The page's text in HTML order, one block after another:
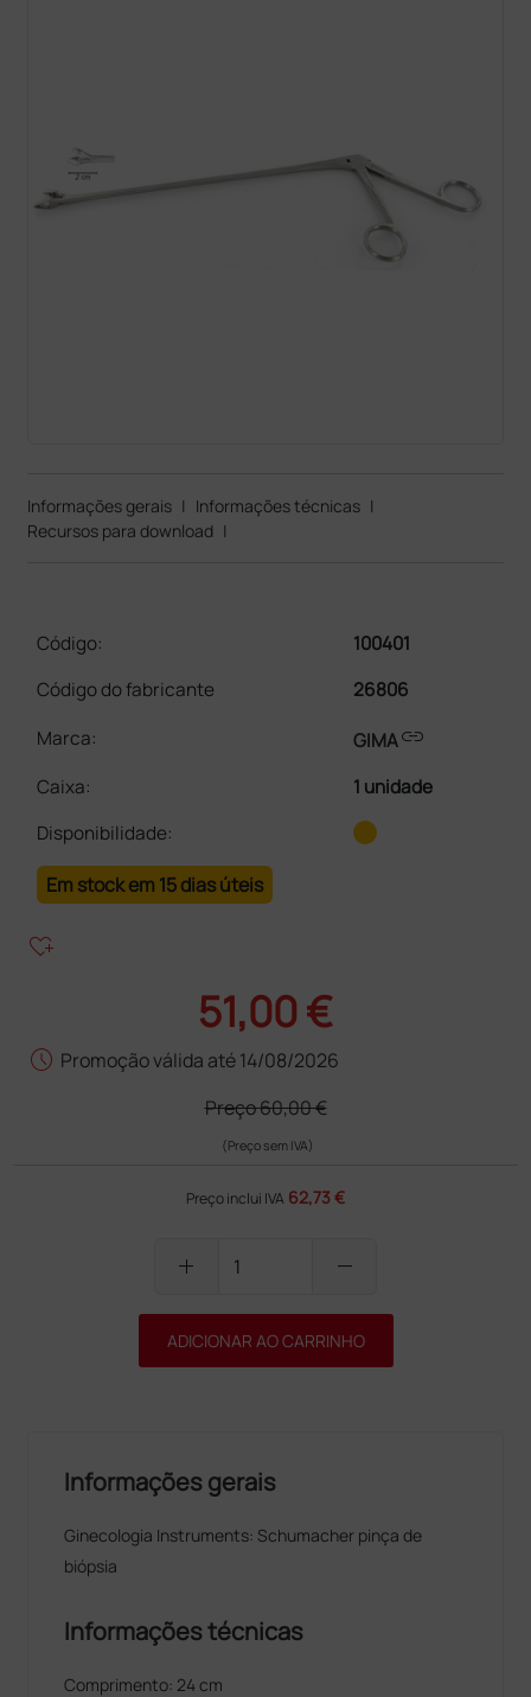
Informações gerais | Informações técnicas |
Recursos para download |
Código:
100401
Código do fabricante
26806
Marca:
GIMAlink
Caixa:
1 unidade
Disponibilidade:
Em stock em 15 dias úteis
heart_plus
51,00 €
schedule Promoção válida até 14/08/2026
Preço60,00 €
(Preço sem IVA)
Preço inclui IVA 62,73 €
add remove
ADICIONAR AO CARRINHO
Informações gerais
Ginecologia Instruments: Schumacher pinça de
biópsia
Informações técnicas
Comprimento: 24 cm